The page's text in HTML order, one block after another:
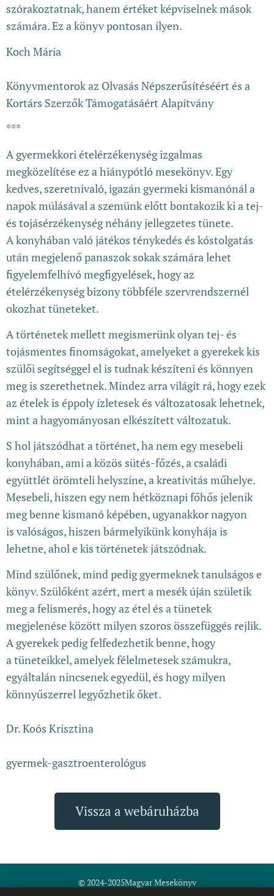
szórakoztatnak, hanem értéket képviselnek mások
számára. Ez a könyv pontosan ilyen.
Koch Mária
Könyvmentorok az Olvasás Népszerűsítéséért és a
Kortárs Szerzők Támogatásáért Alapítvány
***
A gyermekkori ételérzékenység izgalmas
megközelítése ez a hiánypótló mesekönyv. Egy
kedves, szeretnivaló, igazán gyermeki kismanónál a
napok múlásával a szemünk előtt bontakozik ki a tej-
és tojásérzékenység néhány jellegzetes tünete.
A konyhában való játékos ténykedés és kóstolgatás
után megjelenő panaszok sokak számára lehet
figyelemfelhívó megfigyelések, hogy az
ételérzékenység bizony többféle szervrendszernél
okozhat tüneteket.
A történetek mellett megismerünk olyan tej- és
tojásmentes finomságokat, amelyeket a gyerekek kis
szülői segítséggel el is tudnak készíteni és könnyen
meg is szerethetnek. Mindez arra világít rá, hogy ezek
az ételek is éppoly ízletesek és változatosak lehetnek,
mint a hagyományosan elkészített változatuk.
S hol játszódhat a történet, ha nem egy mesebeli
konyhában, ami a közös sütés-főzés, a családi
együttlét örömteli helyszíne, a kreativitás műhelye.
Mesebeli, hiszen egy nem hétköznapi főhős jelenik
meg benne kismanó képében, ugyanakkor nagyon
is valóságos, hiszen bármelyikünk konyhája is
lehetne, ahol e kis történetek játszódnak.
Mind szülőnek, mind pedig gyermeknek tanulságos e
könyv. Szülőként azért, mert a mesék úján születik
meg a felismerés, hogy az étel és a tünetek
megjelenése között milyen szoros összefüggés rejlik.
A gyerekek pedig felfedezhetik benne, hogy
a tüneteikkel, amelyek félelmetesek számukra,
egyáltalán nincsenek egyedül, és hogy milyen
könnyűszerrel legyőzhetik őket.
Dr. Koós Krisztina
gyermek-gasztroenterológus
Vissza a webáruházba
© 2024-2025Magyar Mesekönyv